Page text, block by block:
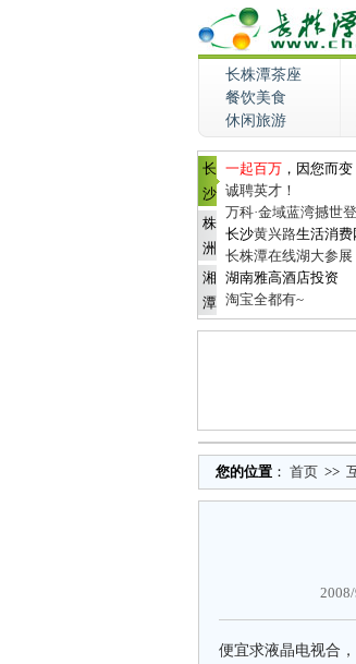
长株潭茶座
餐饮美食
休闲旅游
长
沙
株
洲
湘
潭
一起百万 ，因您而变
诚聘英才！
万科·金域蓝湾撼世
长沙黄兴路生活消费
长株潭在线湖大参展
湖南雅高酒店投资
淘宝全都有~
您的位置 ： 首页 >>
便宜求液晶电视合